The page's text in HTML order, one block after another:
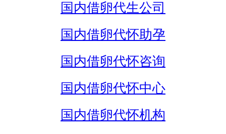
国内借卵代生公司
国内借卵代怀助孕
国内借卵代怀咨询
国内借卵代怀中心
国内借卵代怀机构